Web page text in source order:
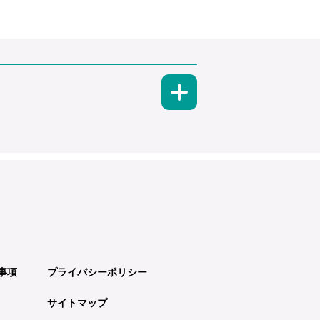
項 プライバシーポリシー
サイトマップ